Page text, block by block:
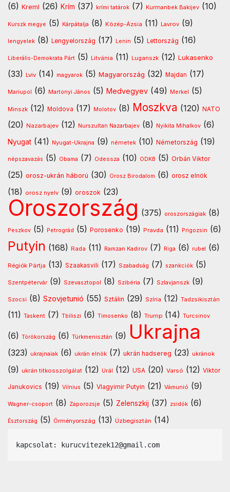
(6) Kreml (26) Krím (37) krími tatárok (7) Kurmanbek Bakijev (10)
Kurszk megye (5) Kárpátalja (8) Közép-Ázsia (11) Lavrov (9)
lengyelek (8) Lengyelország (17) Lenin (5) Lettország (16)
Liberális-Demokrata Párt (5) Litvánia (11) Luganszk (12) Lukasenko
(33) Lviv (14) magyarok (5) Magyarország (32) Majdan (17)
Mariupol (6) Martonyi János (5) Medvegyev (49) Merkel (5)
Minszk (12) Moldova (17) Molotov (8) Moszkva (120) NATO
(20) Nazarbajev (12) Nurszultan Nazarbajev (8) Nyikita Mihalkov (6)
Nyugat (41) Nyugat-Ukrajna (9) németek (10) Németország (19)
népszavazás (5) Obama (7) Odessza (10) ODKB (5) Orbán Viktor
(25) orosz-ukrán háború (30) Orosz Birodalom (6) orosz elnök
(18) orosz nyelv (9) oroszok (23)
Oroszország (375) oroszországiak (8)
Peszkov (5) Petrográd (5) Porosenko (19) Pravda (11) Prigozsin (6)
Putyin (168) Rada (11) Ramzan Kadirov (7) Riga (6) rubel (6)
Régiók Pártja (13) Szaakasvili (17) Szabadság (7) szankciók (5)
Szentpétervár (9) Szevasztopol (8) Szibéria (7) Szlavjanszk (9)
Szocsi (8) Szovjetunió (55) Sztálin (29) Szíria (12) Tadzsikisztán
(11) Taskent (7) Tbiliszi (6) Timosenko (8) Trump (14) Turcsinov
(6) Törökország (6) Türkmenisztán (9) Ukrajna
(323) ukrajnaiak (6) ukrán elnök (7) ukrán hadsereg (23) ukránok
(9) ukrán titkosszolgálat (12) Urál (12) USA (20) Varsó (12) Viktor
Janukovics (19) Vilnius (5) Vlagyimir Putyin (21) Vámunió (9)
Wagner-csoport (8) Zaporozsje (5) Zelenszkij (37) zsidók (6)
Észtország (5) Örményország (13) Üzbegisztán (14)
kapcsolat: kurucvitezek12@gmail.com